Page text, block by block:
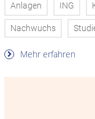
Anlagen ING
Nachwuchs
Mehr erfahren